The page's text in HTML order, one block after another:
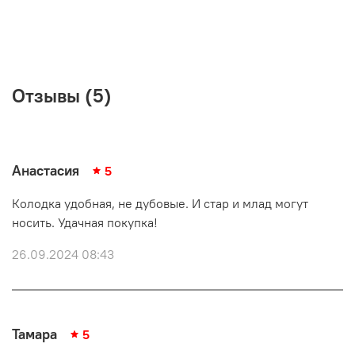
Отзывы (5)
Анастасия 5
Колодка удобная, не дубовые. И стар и млад могут
носить. Удачная покупка!
26.09.2024 08:43
Тамара 5